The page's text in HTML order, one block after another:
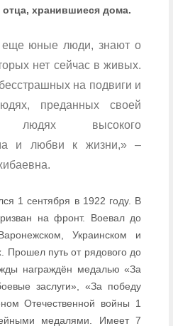
хранившиеся дома.
еще юные люди, знают о
нет сейчас в живых.
на подвиги и
преданных своей
высокого
и любви к жизни,» –
1 сентября в 1922 году. В
на фронт. Воевал до
Украинском и
Прошел путь от рядового до
награждён медалью «За
заслуги», «За победу
Отечественной войны 1
медалями. Имеет 7